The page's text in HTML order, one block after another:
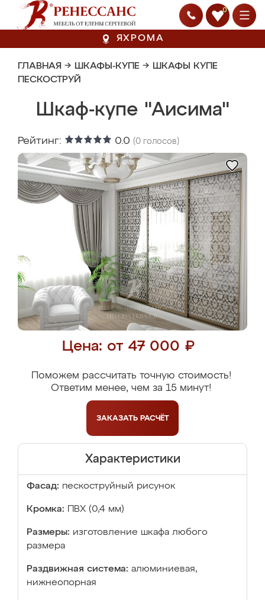
0
ЯХРОМА
ГЛАВНАЯ → ШКАФЫ-КУПЕ → ШКАФЫ КУПЕ
ПЕСКОСТРУЙ
Шкаф-купе "Аисима"
Рейтинг: 0.0 (0 голосов)
Цена: от 47 000 ₽
Поможем рассчитать точную стоимость!
Ответим менее, чем за 15 минут!
ЗАКАЗАТЬ РАСЧЁТ
Характеристики
Фасад: пескоструйный рисунок
Кромка: ПВХ (0,4 мм)
Размеры: изготовление шкафа любого
размера
Раздвижная система: алюминиевая,
нижнеопорная